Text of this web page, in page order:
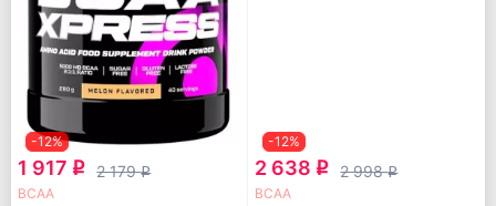
-12%
1 917 q 2 179q
ВСАА
-12%
2 638 q 2 998q
ВСАА